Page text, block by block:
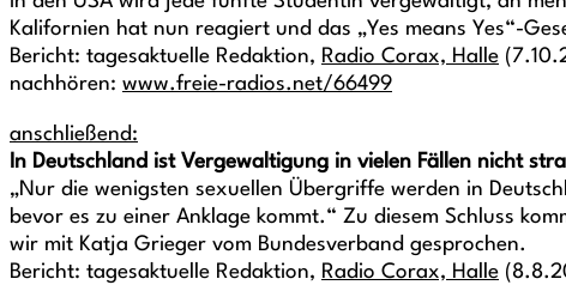
Kalifornien hat nun reagiert und das „Yes means Yes“-
Bericht: tagesaktuelle Redaktion, Radio Corax, Halle
nachhören: www.freie-radios.net/66499
anschließend:
In Deutschland ist Vergewaltigung in vielen Fällen nicht
„Nur die wenigsten sexuellen Übergriffe werden in
bevor es zu einer Anklage kommt.“ Zu diesem Schluss
wir mit Katja Grieger vom Bundesverband gesprochen.
Bericht: tagesaktuelle Redaktion, Radio Corax, Halle